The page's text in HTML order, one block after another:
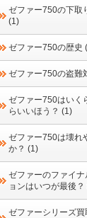
ゼファー750の下取
(1)
ゼファー750の歴史
ゼファー750の盗難
ゼファー750はいく
らいいほう？ (1)
ゼファー750は壊れ
か？ (1)
ゼファーのファイナ
ョンはいつが最後？
ゼファーシリーズ買